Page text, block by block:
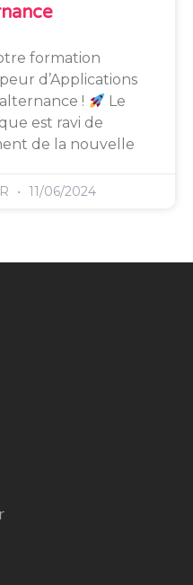
formation
d’Applications
!
Le
est ravi de
de la nouvelle
11/06/2024